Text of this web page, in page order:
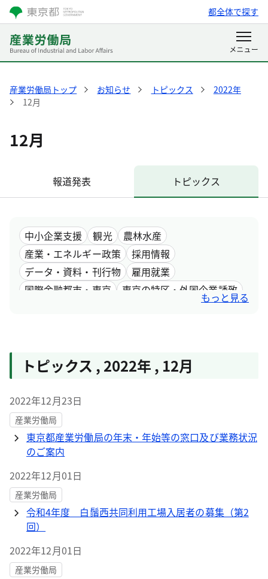
都全体で探す
産業労働局トップ お知らせ トピックス
2022年
12月
12月
報道発表 トピックス
中小企業支援 観光
農林水産
産業・エネルギー政策
採用情報
データ・資料・刊行物
雇用就業
国際金融都市・東京
東京の特区・外国企業誘致
もっと見る
トピックス , 2022年 , 12月
2022年12月23日
産業労働局
東京都産業労働局の年末・年始等の窓口及び業務状況
のご案内
2022年12月01日
産業労働局
令和4年度 白鬚西共同利用工場入居者の募集（第2
回）
2022年12月01日
産業労働局